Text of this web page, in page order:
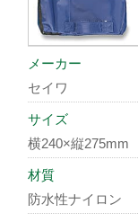
メーカー
セイワ
サイズ
横240×縦275mm
材質
防水性ナイロン